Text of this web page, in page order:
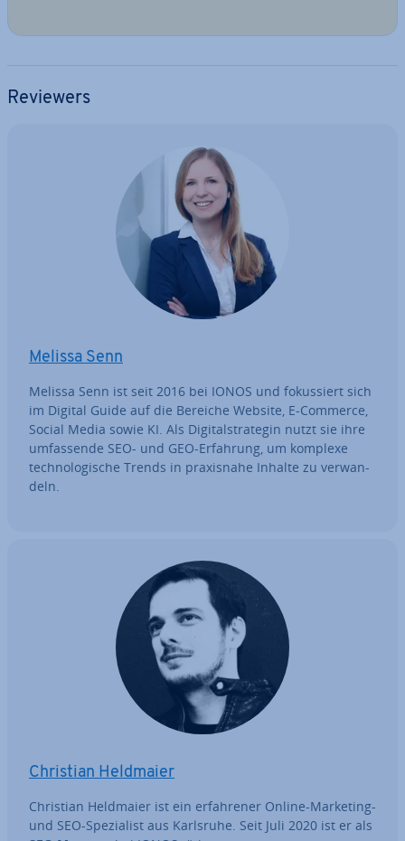
Reviewers
Melissa Senn
Melissa Senn ist seit 2016 bei IONOS und fo­kus­siert sich
im Digital Guide auf die Bereiche Website, E-Commerce,
Social Media sowie KI. Als Di­gi­tal­stra­te­gin nutzt sie ihre
um­fas­sen­de SEO- und GEO-Erfahrung, um komplexe
tech­no­lo­gi­sche Trends in pra­xis­na­he Inhalte zu ver­wan­
deln.
Christian Heldmaier
Christian Heldmaier ist ein er­fah­re­ner Online-Marketing-
und SEO-Spe­zia­list aus Karlsruhe. Seit Juli 2020 ist er als